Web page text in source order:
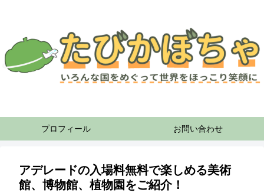
プロフィール お問い合わせ
アデレードの入場料無料で楽しめる美術
館、博物館、植物園をご紹介！